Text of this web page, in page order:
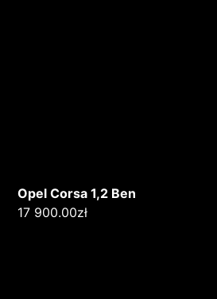
Opel Corsa 1,2 Ben
17 900.00zł